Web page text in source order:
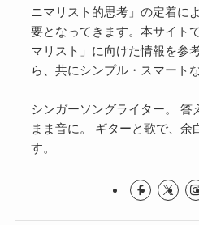
ニマリスト的思考」の定着に
要となってきます。本サイト
マリスト」に向けた情報を参
ら、共にシンプル・スマート
シンガーソングライター。 答
まま音に。 ギターと歌で、余
す。